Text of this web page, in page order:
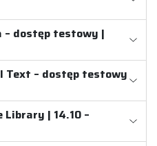
dostęp testowy |
Text – dostęp testowy
| 14.10 –